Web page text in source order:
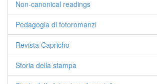
Non-canonical readings
Pedagogia di fotoromanzi
Revista Capricho
Storia della stampa